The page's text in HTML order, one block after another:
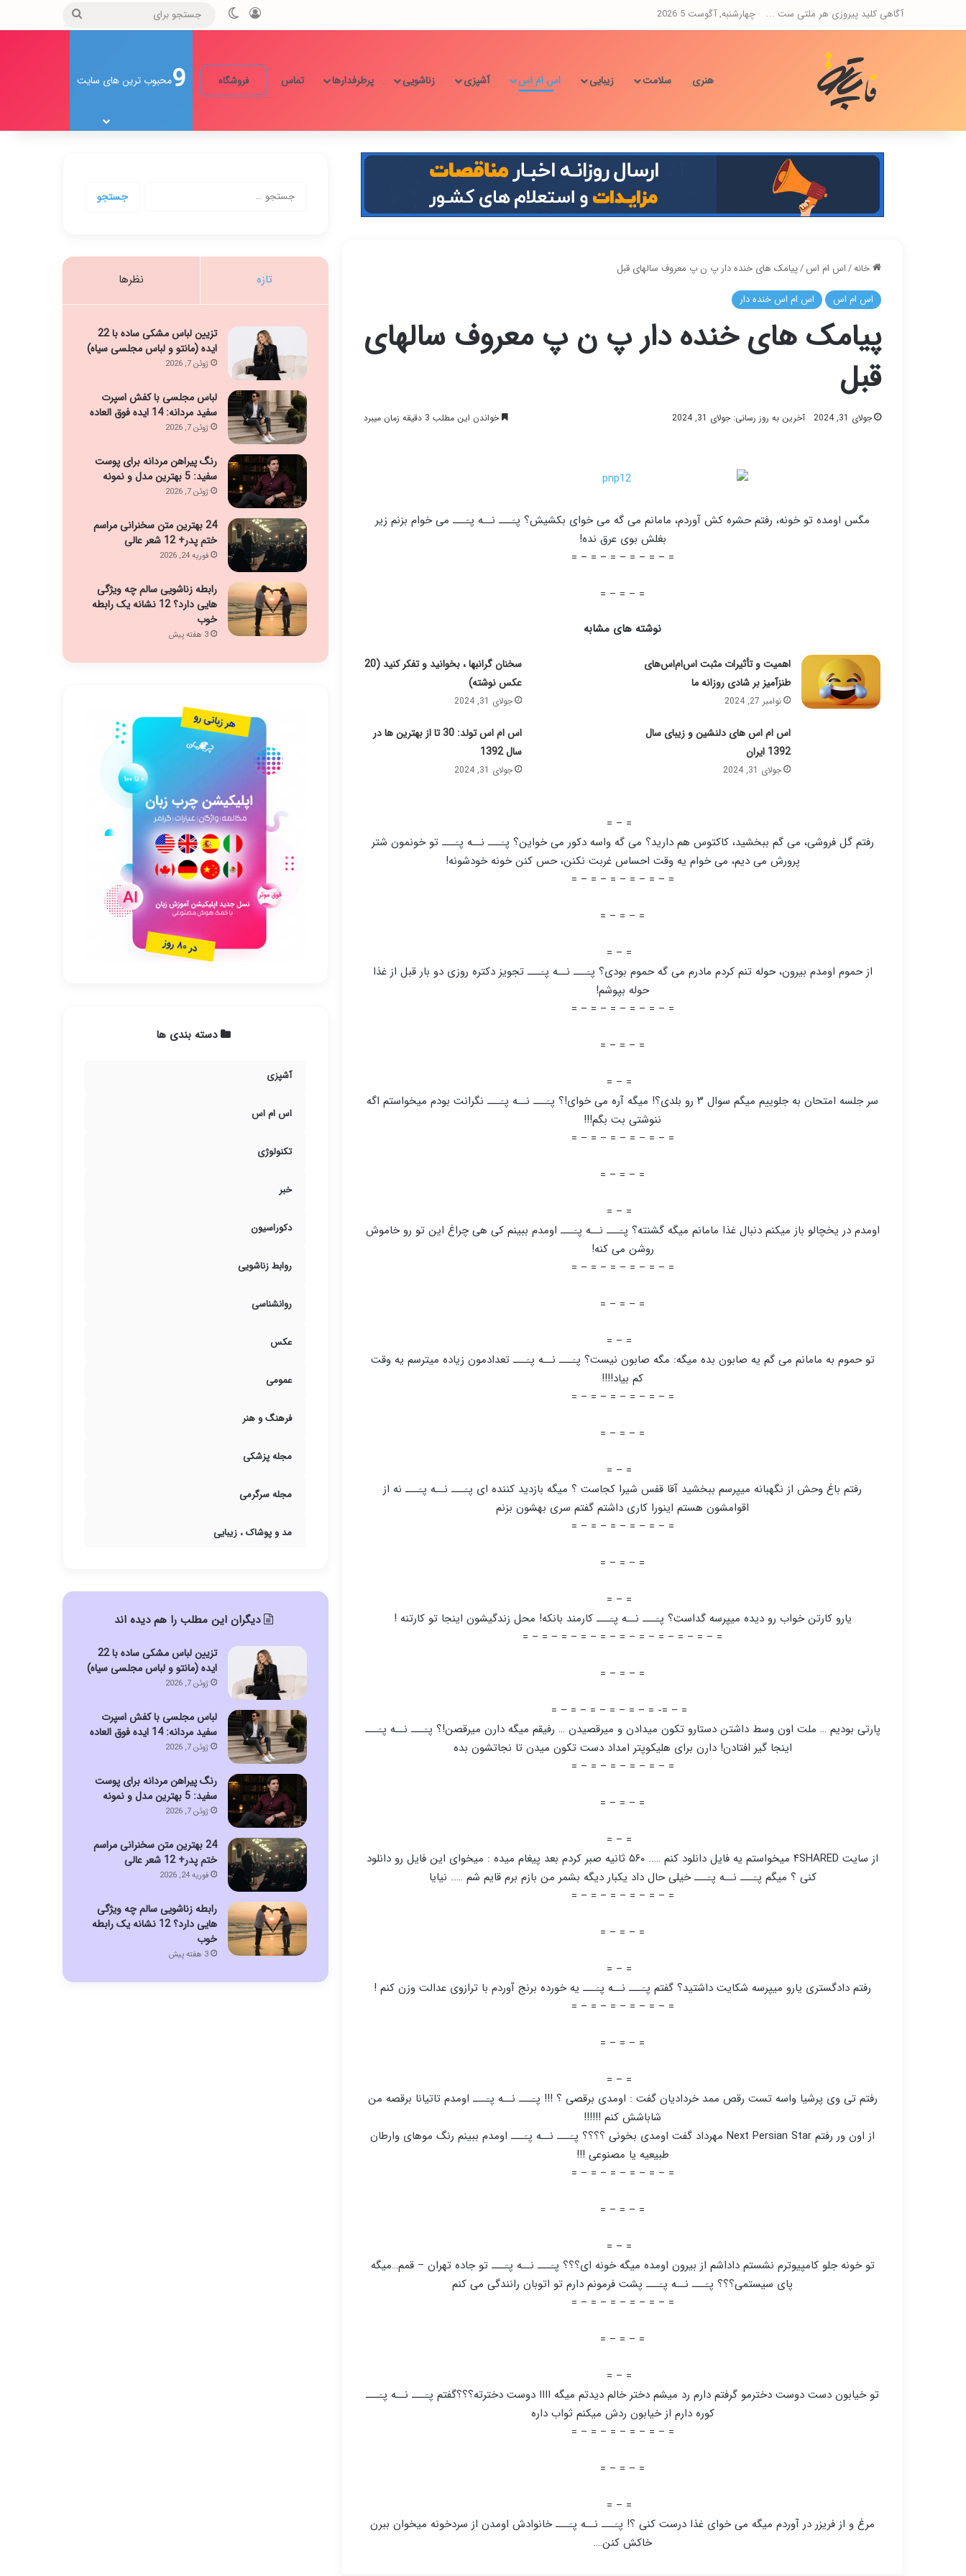
آگاهی کلید پیروزی هر ملتی ست ... چهارشنبه, آگوست 5 2026 ورود تغییر پوسته
جستجو
هنری سلامت زیبایی اس ام اس آشپزی زناشویی پرطرفدارها تماس فروشگاه 9محبوب ترین های سایت
خانه/اس ام اس/پیامک های خنده دار پ ن پ معروف سالهای قبل
اس ام اس اس ام اس خنده دار
پیامک های خنده دار پ ن پ معروف سالهای
قبل
جولای 31, 2024 آخرین به روز رسانی: جولای 31, 2024 خواندن این مطلب 3 دقیقه زمان میبرد
مگس اومده تو خونه، رفتم حشره کش آوردم، مامانم می گه می خوای بکشیش؟ پـَـــ نــه پـَـــ می خوام بزنم زیر
بغلش بوی عرق نده!
= – = – = – = – = – =
= – = – =
نوشته های مشابه
اهمیت و تأثیرات مثبت اس‌ام‌اس‌های
طنزآمیز بر شادی روزانه ما
نوامبر 27, 2024
سخنان گرانبها ، بخوانید و تفکر کنید (20
عکس نوشته)
جولای 31, 2024
اس ام اس های دلنشین و زیبای سال
1392 ایران
جولای 31, 2024
اس ام اس تولد: 30 تا از بهترین ها در
سال 1392
جولای 31, 2024
= – =
رفتم گل فروشی، می گم ببخشید، کاکتوس هم دارید؟ می گه واسه دکور می خواین؟ پـَـــ نــه پـَـــ تو خونمون شتر
پرورش می دیم، می خوام یه وقت احساس غربت نکنن، حس کنن خونه خودشونه!
= – = – = – = – = – =
= – = – =
= – =
از حموم اومدم بیرون، حوله تنم کردم مادرم می گه حموم بودی؟ پـَـــ نــه پـَـــ تجویز دکتره روزی دو بار قبل از غذا
حوله بپوشم!
= – = – = – = – = – =
= – = – =
= – =
سر جلسه امتحان به جلوییم میگم سوال ۳ رو بلدی؟! میگه آره می خوای!؟ پـَـــ نــه پـَـــ نگرانت بودم میخواستم اگه
ننوشتی بت بگم!!!
= – = – = – = – = – =
= – = – =
= – =
اومدم در یخچالو باز میکنم دنبال غذا مامانم میگه گشنته؟ پـَـــ نــه پـَـــ اومدم ببینم کی هی چراغ این تو رو خاموش
روشن می کنه!
= – = – = – = – = – =
= – = – =
= – =
تو حموم به مامانم می گم یه صابون بده میگه: مگه صابون نیست؟ پـَـــ نــه پـَـــ تعدادمون زیاده میترسم یه وقت
کم بیاد!!!!
= – = – = – = – = – =
= – = – =
= – =
رفتم باغ وحش از نگهبانه میپرسم ببخشید آقا قفس شیرا کجاست ؟ میگه بازدید کننده ای پـَـــ نــه پـَـــ نه از
اقوامشون هستم اینورا کاری داشتم گفتم سری بهشون بزنم
= – = – = – = – = – =
= – = – =
= – =
یارو کارتن خواب رو دیده میپرسه گداست؟ پـَـــ نــه پـَـــ کارمند بانکه! محل زندگیشون اینجا تو کارتنه !
= – = – = – = – = – = – = – = – = – = – =
= – = – =
= – =- = – = – = – = – = – =
پارتی بودیم … ملت اون وسط داشتن دستارو تکون میدادن و میرقصیدن … رفیقم میگه دارن میرقصن!؟ پـَـــ نــه پـَـــ
اینجا گیر افتادن! دارن برای هلیکوپتر امداد دست تکون میدن تا نجاتشون بده
= – = – = – = – = – =
= – = – =
= – =
از سایت ۴SHARED میخواستم یه فایل دانلود کنم ….. ۵۶۰ ثانیه صبر کردم بعد پیغام میده : میخوای این فایل رو دانلود
کنی ؟ میگم پـَـــ نــه پـَـــ خیلی حال داد یکبار دیگه بشمر من بازم برم قایم شم ….. نیایا
= – = – = – = – = – =
= – = – =
= – =
رفتم دادگستری یارو میپرسه شکایت داشتید؟ گفتم پـَـــ نــه پـَـــ یه خورده برنج آوردم با ترازوی عدالت وزن کنم !
= – = – = – = – = – =
= – = – =
= – =
رفتم تی وی پرشیا واسه تست رقص ممد خردادیان گفت : اومدی برقصی ؟ !!! پـَـــ نــه پـَـــ اومدم تاتیانا برقصه من
شاباشش کنم !!!!!!
از اون ور رفتم Next Persian Star مهرداد گفت اومدی بخونی ؟؟؟؟ پـَـــ نــه پـَـــ اومدم ببینم رنگ موهای وارطان
طبیعیه یا مصنوعی !!!
= – = – = – = – = – =
= – = – =
= – =
تو خونه جلو کامپیوترم نشستم داداشم از بیرون اومده میگه خونه ای؟؟؟ پـَـــ نــه پـَـــ تو جاده تهران – قمم…میگه
پای سیستمی؟؟؟ پـَـــ نــه پـَـــ پشت فرمونم دارم تو اتوبان رانندگی می کنم
= – = – = – = – = – =
= – = – =
= – =
تو خیابون دست دوست دخترمو گرفتم دارم رد میشم دختر خالم دیدتم میگه اااا دوست دخترته؟؟؟گفتم پـَـــ نــه پـَـــ
کوره دارم از خیابون ردش میکنم ثواب داره
= – = – = – = – = – =
= – = – =
= – =
مرغ و از فریزر در آوردم میگه می خوای غذا درست کنی ؟! پـَـــ نــه پـَـــ خانوادش اومدن از سردخونه میخوان ببرن
خاکش کنن….
تازه نظرها
تزیین لباس مشکی ساده با 22
ایده (مانتو و لباس مجلسی سیاه)
ژوئن 7, 2026
لباس مجلسی با کفش اسپرت
سفید مردانه: 14 ایده فوق العاده
ژوئن 7, 2026
رنگ پیراهن مردانه برای پوست
سفید: 5 بهترین مدل و نمونه
ژوئن 7, 2026
24 بهترین متن سخنرانی مراسم
ختم پدر+ 12 شعر عالی
فوریه 24, 2026
رابطه زناشویی سالم چه ویژگی
هایی دارد؟ 12 نشانه یک رابطه
خوب
3 هفته پیش
دسته بندی ها
آشپزی
اس ام اس
تکنولوژی
خبر
دکوراسیون
روابط زناشویی
روانشناسی
عکس
عمومی
فرهنگ و هنر
مجله پزشکی
مجله سرگرمی
مد و پوشاک ، زیبایی
دیگران این مطلب را هم دیده اند
تزیین لباس مشکی ساده با 22
ایده (مانتو و لباس مجلسی سیاه)
ژوئن 7, 2026
لباس مجلسی با کفش اسپرت
سفید مردانه: 14 ایده فوق العاده
ژوئن 7, 2026
رنگ پیراهن مردانه برای پوست
سفید: 5 بهترین مدل و نمونه
ژوئن 7, 2026
24 بهترین متن سخنرانی مراسم
ختم پدر+ 12 شعر عالی
فوریه 24, 2026
رابطه زناشویی سالم چه ویژگی
هایی دارد؟ 12 نشانه یک رابطه
خوب
3 هفته پیش